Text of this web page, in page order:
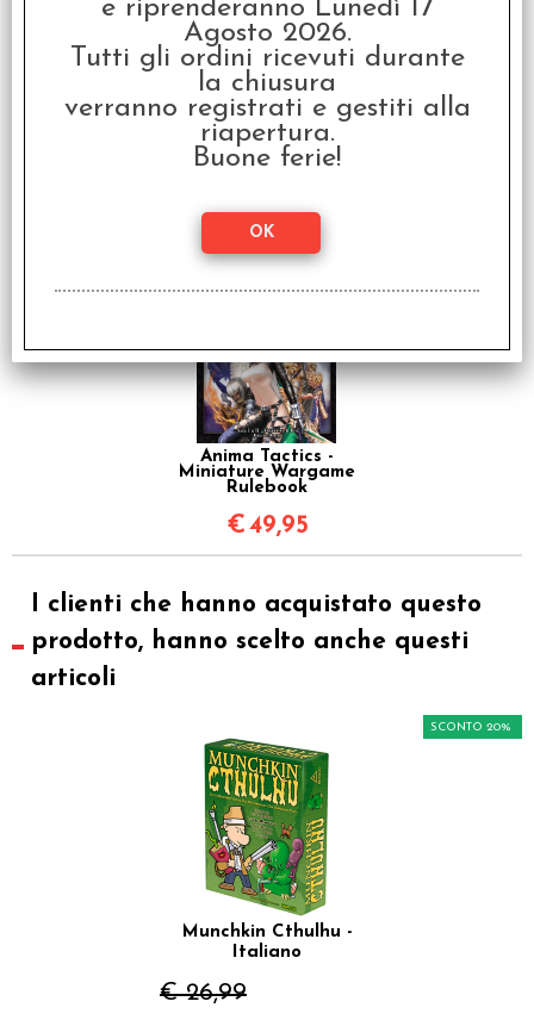
Raven King Sleeves -
Bustine Protettive
63,5x88 mm (100)
€2,80
Art. collegati
Anima Tactics -
Miniature Wargame
Rulebook
€49,95
I clienti che hanno acquistato questo
prodotto, hanno scelto anche questi
articoli
Munchkin Cthulhu -
Italiano
€ 26,99
SCONTO 20%
e riprenderanno Lunedì 17
Agosto 2026.
Tutti gli ordini ricevuti durante
la chiusura
verranno registrati e gestiti alla
riapertura.
Buone ferie!